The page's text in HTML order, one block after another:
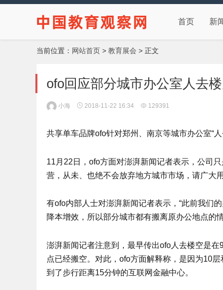
首页 新
当前位置： 网站首页 > 教育展会 > 正文
ofo回应部分城市办公室人去
小海 2018-11-22 16:34 129391
共享单车品牌ofo针对郑州、南京等城市办公室“人
11月22日，ofo方面对澎湃新闻记者表示，公司
营，从未、也绝不会放弃地方城市市场，请广大
有ofo内部人士对澎湃新闻记者表示，“此前我们
降本增效，所以部分城市都有搬离原办公地点的
澎湃新闻记者注意到，最早传出ofo人去楼空是
点已经搬空。对此，ofo方面解释称，是因为10
到了步行距离15分钟的互联网金融中心。